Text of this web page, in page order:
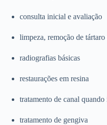
consulta inicial e avaliação
limpeza, remoção de
radiografias básicas
restaurações em resina
tratamento de canal
tratamento de gengiva